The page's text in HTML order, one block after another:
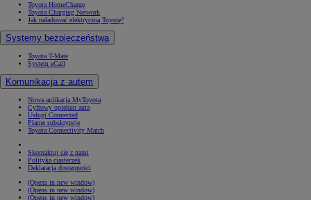
Toyota HomeCharge
Toyota Charging Network
Jak naładować elektryczną Toyotę?
Systemy bezpieczeństwa
Toyota T-Mate
System eCall
Komunikacja z autem
Nowa aplikacja MyToyota
Cyfrowy opiekun auta
Usługi Connected
Płatne subskrypcje
Toyota Connectivity Match
Skontaktuj się z nami
Polityka ciasteczek
Deklaracja dostępności
(Opens in new window)
(Opens in new window)
(Opens in new window)